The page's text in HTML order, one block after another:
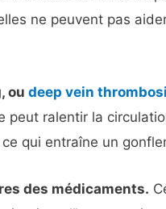
ne peuvent pas
oudeep vein
peut ralentir la
qui entraîne un
des médicaments.